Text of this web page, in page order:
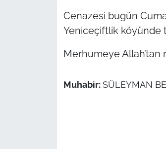
Cenazesi bugün Cuma
Yeniceçiftlik köyünde
Merhumeye Allah’tan
Muhabir: SÜLEYMAN
Flaş Haber
Dış Haberler